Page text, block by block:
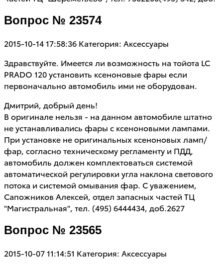
Вопрос № 23574
2015-10-14 17:58:36 Категория: Аксессуары
Здравствуйте. Имеется ли возможность на тойота LC
PRADO 120 установить ксеноновые фары если
первоначально автомобиль ими не оборудован.
Дмитрий, добрый день!
В оригинале нельзя - на данном автомобиле штатно
не устанавливались фары с ксеноновыми лампами.
При установке не оригинальных ксеноновых ламп/
фар, согласно техническому регламенту и ПДД,
автомобиль должен комплектоваться системой
автоматической регулировки угла наклона светового
потока и системой омывания фар. С уважением,
Сапожников Алексей, отдел запасных частей ТЦ
"Магистральная", тел. (495) 6444434, доб.2627
Вопрос № 23565
2015-10-07 11:14:51 Категория: Аксессуары